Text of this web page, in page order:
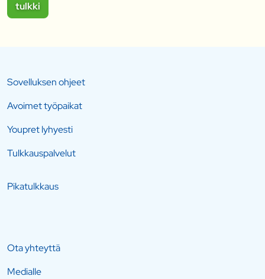
tulkki
Sovelluksen ohjeet
Avoimet työpaikat
Youpret lyhyesti
Tulkkauspalvelut
Pikatulkkaus
Ota yhteyttä
Medialle